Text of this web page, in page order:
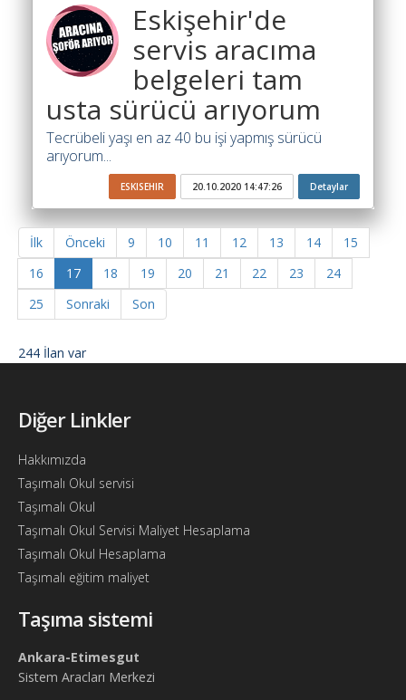
Eskişehir'de
servis aracıma
belgeleri tam
usta sürücü arıyorum
Tecrübeli yaşı en az 40 bu işi yapmış sürücü
arıyorum...
ESKISEHIR 20.10.2020 14:47:26 Detaylar
İlk Önceki 9 10 11 12 13 14
15
16
17 18 19 20 21 22 23
24
25
Sonraki Son
244 İlan var
Diğer Linkler
Hakkımızda
Taşımalı Okul servisi
Taşımalı Okul
Taşımalı Okul Servisi Maliyet Hesaplama
Taşımalı Okul Hesaplama
Taşımalı eğitim maliyet
Taşıma sistemi
Ankara-Etimesgut
Sistem Aracları Merkezi